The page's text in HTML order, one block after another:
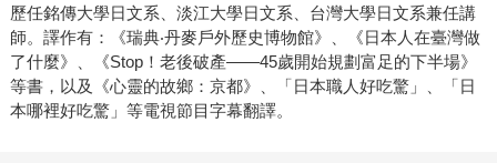
歷任銘傳大學日文系、淡江大學日文系、台灣大學日文系兼任講
師。譯作有：《瑞典‧丹麥戶外歷史博物館》、《日本人在臺灣做
了什麼》、《Stop！老後破產——45歲開始規劃富足的下半場》
等書，以及《心靈的故鄉：京都》、「日本職人好吃驚」、「日
本哪裡好吃驚」等電視節目字幕翻譯。